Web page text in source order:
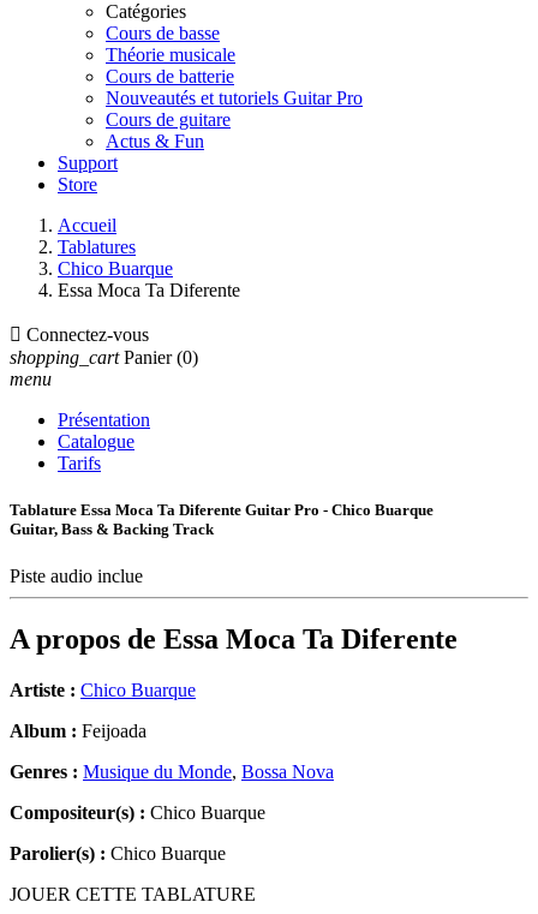
Catégories
Cours de basse
Théorie musicale
Cours de batterie
Nouveautés et tutoriels Guitar Pro
Cours de guitare
Actus & Fun
Support
Store
Accueil
Tablatures
Chico Buarque
Essa Moca Ta Diferente
 Connectez-vous
shopping_cart Panier (0)
menu
Présentation
Catalogue
Tarifs
Tablature Essa Moca Ta Diferente Guitar Pro - Chico Buarque
Guitar, Bass & Backing Track
Piste audio inclue
A propos de Essa Moca Ta Diferente
Artiste : Chico Buarque
Album : Feijoada
Genres : Musique du Monde, Bossa Nova
Compositeur(s) : Chico Buarque
Parolier(s) : Chico Buarque
JOUER CETTE TABLATURE